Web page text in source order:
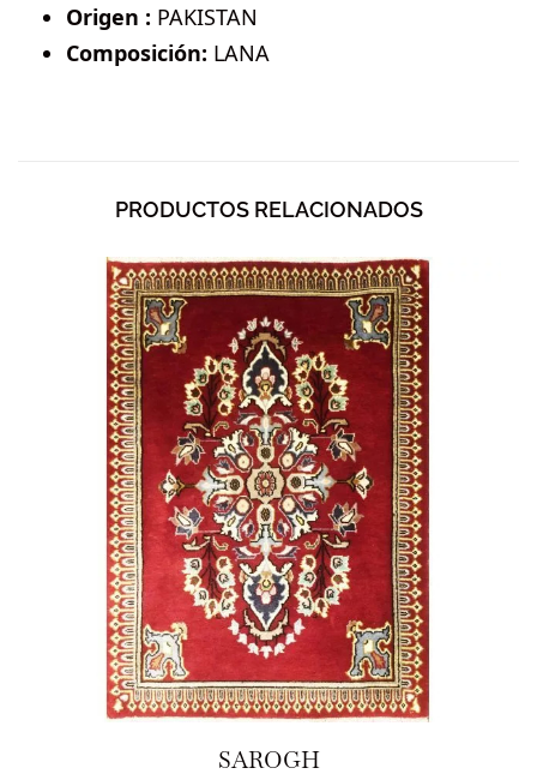
Origen : PAKISTAN
Composición: LANA
PRODUCTOS RELACIONADOS
SAROGH